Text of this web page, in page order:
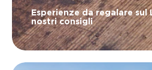
Esperienze da regalare sul
nostri consigli